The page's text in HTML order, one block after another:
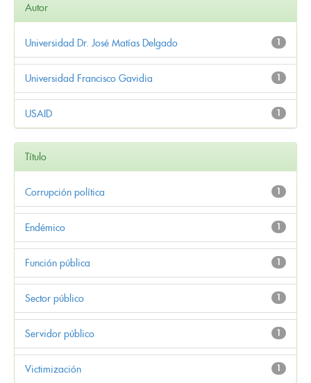
Autor
1
Universidad Dr. José Matías Delgado
1
Universidad Francisco Gavidia
1
USAID
Título
1
Corrupción política
1
Endémico
1
Función pública
1
Sector público
1
Servidor público
1
Victimización